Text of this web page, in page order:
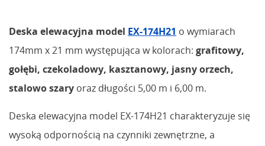
Deska elewacyjna model EX-174H21 o wymiarach
174mm x 21 mm występująca w kolorach: grafitowy,
gołębi, czekoladowy, kasztanowy, jasny orzech,
stalowo szary oraz długości 5,00 m i 6,00 m.
Deska elewacyjna model EX-174H21 charakteryzuje się
wysoką odpornością na czynniki zewnętrzne, a